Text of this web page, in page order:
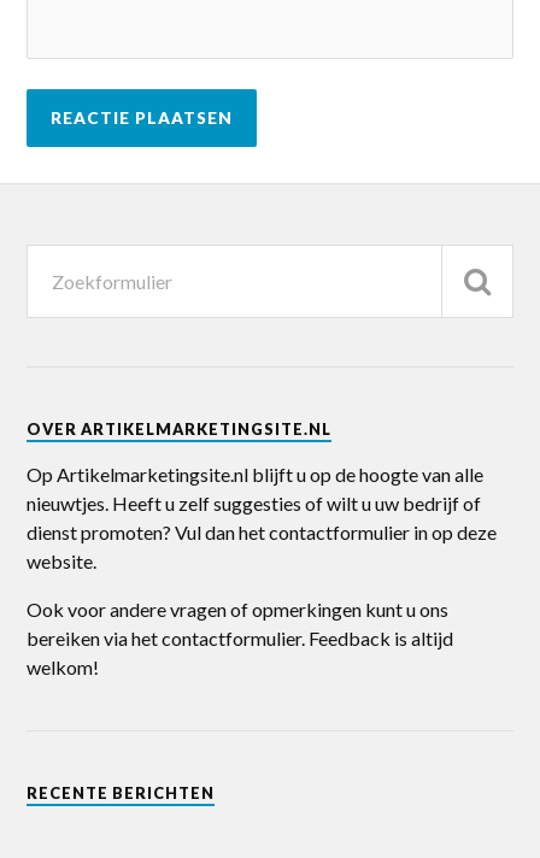
OVER ARTIKELMARKETINGSITE.NL
Op Artikelmarketingsite.nl blijft u op de hoogte van alle
nieuwtjes. Heeft u zelf suggesties of wilt u uw bedrijf of
dienst promoten? Vul dan het contactformulier in op deze
website.
Ook voor andere vragen of opmerkingen kunt u ons
bereiken via het contactformulier. Feedback is altijd
welkom!
RECENTE BERICHTEN